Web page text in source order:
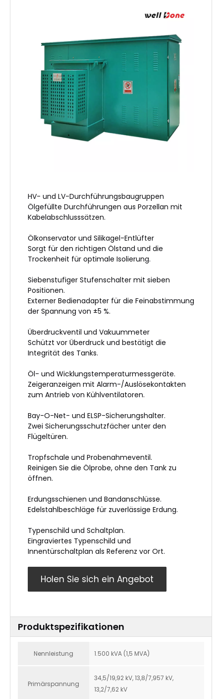
HV- und LV-Durchführungsbaugruppen
Ölgefüllte Durchführungen aus Porzellan mit
Kabelabschlusssätzen.
Ölkonservator und Silikagel-Entlüfter
Sorgt für den richtigen Ölstand und die
Trockenheit für optimale Isolierung.
Siebenstufiger Stufenschalter mit sieben
Positionen.
Externer Bedienadapter für die Feinabstimmung
der Spannung von ±5 %.
Überdruckventil und Vakuummeter
Schützt vor Überdruck und bestätigt die
Integrität des Tanks.
Öl- und Wicklungstemperaturmessgeräte.
Zeigeranzeigen mit Alarm-/Auslösekontakten
zum Antrieb von Kühlventilatoren.
Bay-O-Net- und ELSP-Sicherungshalter.
Zwei Sicherungsschutzfächer unter den
Flügeltüren.
Tropfschale und Probenahmeventil.
Reinigen Sie die Ölprobe, ohne den Tank zu
öffnen.
Erdungsschienen und Bandanschlüsse.
Edelstahlbeschläge für zuverlässige Erdung.
Typenschild und Schaltplan.
Eingraviertes Typenschild und
Innentürschaltplan als Referenz vor Ort.
Holen Sie sich ein Angebot
Produktspezifikationen
Nennleistung 1.500 kVA (1,5 MVA)
Primärspannung
34,5/19,92 kV, 13,8/7,957 kV,
13,2/7,62 kV